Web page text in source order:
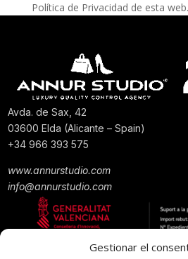
Gestionar el
Política de Privacidad de esta web.
Avda. de Sax, 42
03600 Elda (Alicante – Spain)
+34 966 393 575
www.annurstudio.com
info@annurstudio.com